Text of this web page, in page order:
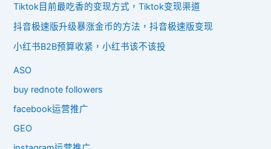
Tiktok目前最吃香的变现方式，Tiktok变现渠道
抖音极速版升级暴涨金币的方法，抖音极速版变现
小红书B2B预算收紧，小红书该不该投
ASO
buy rednote followers
facebook运营推广
GEO